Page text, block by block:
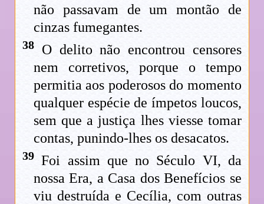
não passavam de um montão de
cinzas fumegantes.
38 O delito não encontrou censores
nem corretivos, porque o tempo
permitia aos poderosos do momento
qualquer espécie de ímpetos loucos,
sem que a justiça lhes viesse tomar
contas, punindo-lhes os desacatos.
39 Foi assim que no Século VI, da
nossa Era, a Casa dos Benefícios se
viu destruída e Cecília, com outras